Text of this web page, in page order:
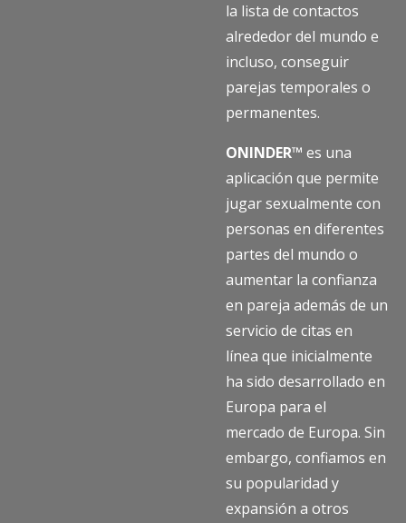
la lista de contactos
alrededor del mundo e
incluso, conseguir
parejas temporales o
permanentes.
ONINDER™ es una
aplicación que permite
jugar sexualmente con
personas en diferentes
partes del mundo o
aumentar la confianza
en pareja además de un
servicio de citas en
línea que inicialmente
ha sido desarrollado en
Europa para el
mercado de Europa. Sin
embargo, confiamos en
su popularidad y
expansión a otros